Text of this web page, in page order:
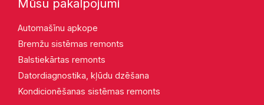
Mūsu pakalpojumi
Automašīnu apkope
Bremžu sistēmas remonts
Balstiekārtas remonts
Datordiagnostika, kļūdu dzēšana
Kondicionēšanas sistēmas remonts